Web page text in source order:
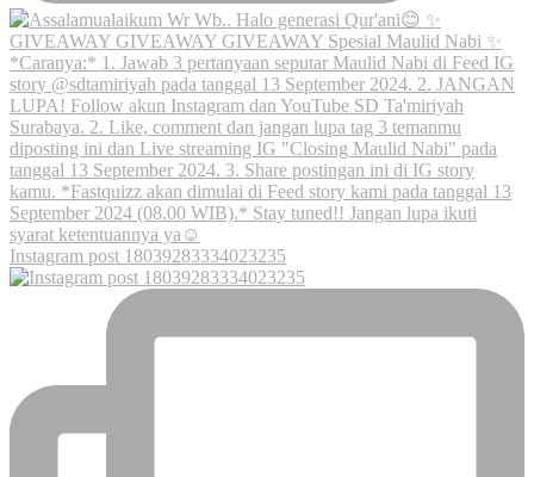
Instagram post 18039283334023235